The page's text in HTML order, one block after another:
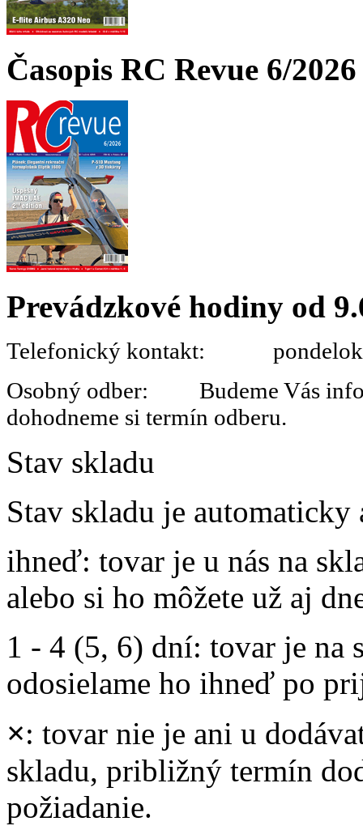
Časopis RC Revue 6/
Prevádzkové hodiny od
Telefonický kontakt:
Osobný odber: Budeme Vás
dohodneme si termín odberu.
Stav skladu
Stav skladu je
ihneď: tovar je u nás na
alebo si ho môžete už aj
1 - 4 (5, 6) dní: tovar je na
odosielame ho ihneď po
×: tovar nie je ani u
skladu, približný termín
požiadanie.